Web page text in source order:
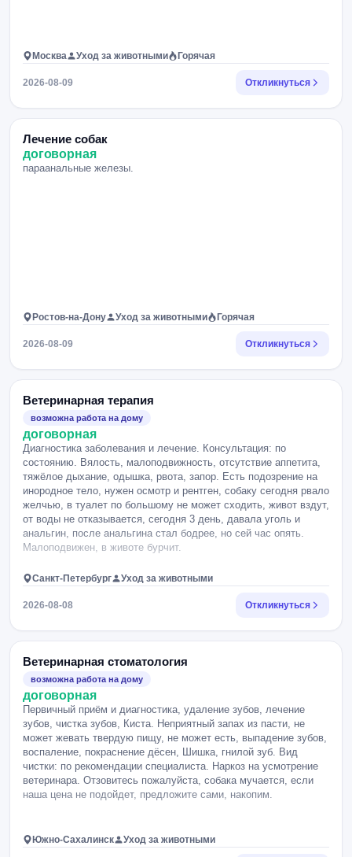
Москва Уход за животными Горячая
2026-08-09 Откликнуться
Лечение собак
договорная
параанальные железы.
Ростов-на-Дону Уход за животными Горячая
2026-08-09 Откликнуться
Ветеринарная терапия
возможна работа на дому
договорная
Диагностика заболевания и лечение. Консультация: по
состоянию. Вялость, малоподвижность, отсутствие аппетита,
тяжёлое дыхание, одышка, рвота, запор. Есть подозрение на
инородное тело, нужен осмотр и рентген, собаку сегодня рвало
желчью, в туалет по большому не может сходить, живот вздут,
от воды не отказывается, сегодня 3 день, давала уголь и
анальгин, после анальгина стал бодрее, но сей час опять.
Малоподвижен, в животе бурчит.
Санкт-Петербург Уход за животными
2026-08-08 Откликнуться
Ветеринарная стоматология
возможна работа на дому
договорная
Первичный приём и диагностика, удаление зубов, лечение
зубов, чистка зубов, Киста. Неприятный запах из пасти, не
может жевать твердую пищу, не может есть, выпадение зубов,
воспаление, покраснение дёсен, Шишка, гнилой зуб. Вид
чистки: по рекомендации специалиста. Наркоз на усмотрение
ветеринара. Отзовитесь пожалуйста, собака мучается, если
наша цена не подойдет, предложите сами, накопим.
Южно-Сахалинск Уход за животными